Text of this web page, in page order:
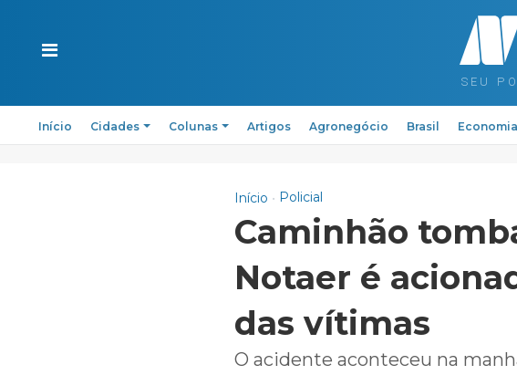
Início Cidades Colunas Artigos Agronegócio Brasil Economia
Início Policial
Caminhão
Notaer é
das vítimas
O acidente aconteceu na